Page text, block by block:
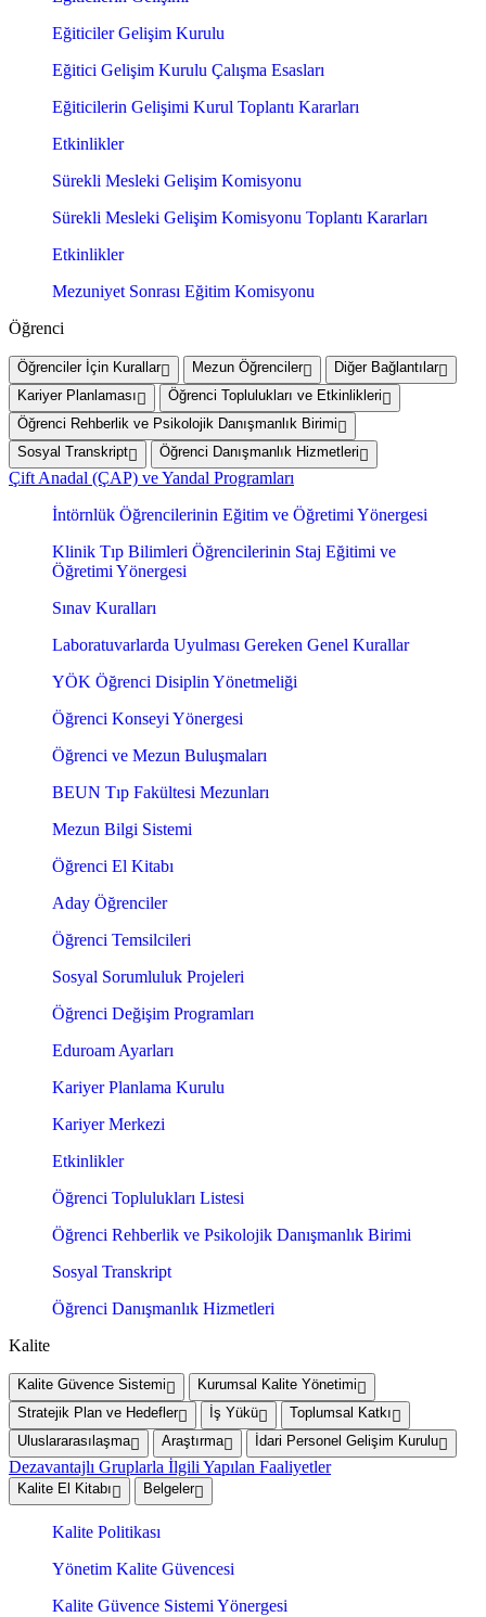
Eğiticiler Gelişim Kurulu
Eğitici Gelişim Kurulu Çalışma Esasları
Eğiticilerin Gelişimi Kurul Toplantı Kararları
Etkinlikler
Sürekli Mesleki Gelişim Komisyonu
Sürekli Mesleki Gelişim Komisyonu Toplantı Kararları
Etkinlikler
Mezuniyet Sonrası Eğitim Komisyonu
Öğrenci
Öğrenciler İçin Kurallar Mezun Öğrenciler
Diğer Bağlantılar
Kariyer Planlaması
Öğrenci Toplulukları ve Etkinlikleri
Öğrenci Rehberlik ve Psikolojik Danışmanlık Birimi
Sosyal Transkript
Öğrenci Danışmanlık Hizmetleri
Çift Anadal (ÇAP) ve Yandal Programları
İntörnlük Öğrencilerinin Eğitim ve Öğretimi Yönergesi
Klinik Tıp Bilimleri Öğrencilerinin Staj Eğitimi ve
Öğretimi Yönergesi
Sınav Kuralları
Laboratuvarlarda Uyulması Gereken Genel Kurallar
YÖK Öğrenci Disiplin Yönetmeliği
Öğrenci Konseyi Yönergesi
Öğrenci ve Mezun Buluşmaları
BEUN Tıp Fakültesi Mezunları
Mezun Bilgi Sistemi
Öğrenci El Kitabı
Aday Öğrenciler
Öğrenci Temsilcileri
Sosyal Sorumluluk Projeleri
Öğrenci Değişim Programları
Eduroam Ayarları
Kariyer Planlama Kurulu
Kariyer Merkezi
Etkinlikler
Öğrenci Toplulukları Listesi
Öğrenci Rehberlik ve Psikolojik Danışmanlık Birimi
Sosyal Transkript
Öğrenci Danışmanlık Hizmetleri
Kalite
Kalite Güvence Sistemi
Kurumsal Kalite Yönetimi
Stratejik Plan ve Hedefler
İş Yükü
Toplumsal Katkı
Uluslararasılaşma
Araştırma İdari Personel Gelişim Kurulu
Dezavantajlı Gruplarla İlgili Yapılan Faaliyetler
Kalite El Kitabı Belgeler
Kalite Politikası
Yönetim Kalite Güvencesi
Kalite Güvence Sistemi Yönergesi